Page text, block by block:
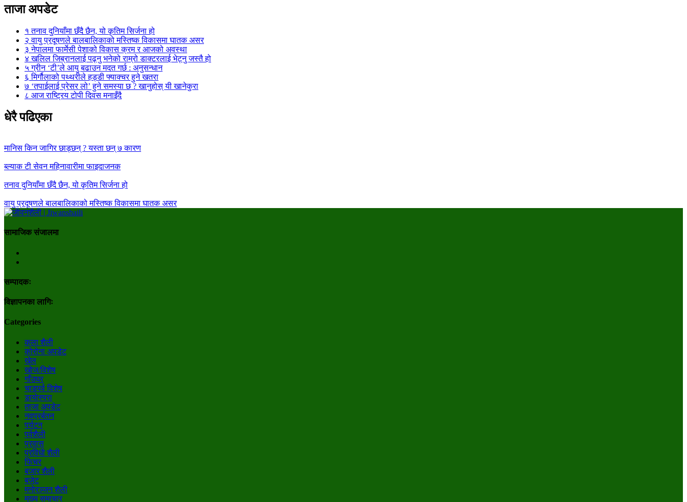
ताजा अपडेट
१ तनाव दुनियाँमा छँदै छैन, यो कृतिम सिर्जना हो
२ वायु प्रदूषणले बालबालिकाको मस्तिष्क विकासमा घातक असर
३ नेपालमा फार्मेसी पेशाको विकास क्रम र आजको अवस्था
४ खलिल जिब्रानलाई पढ्नु भनेको राम्रो डाक्टरलाई भेट्नु जस्तै हो
५ग्रीन ‘टी’ले आयु बढाउन मदत गर्छ : अनुसन्धान
६ मिर्गौलाको पथ्थरीले हड्डी फ्याक्चर हुने खतरा
७ ‘तपाईलाई प्रेसर लो’ हुने समस्या छ ? खानुहोस् यी खानेकुरा
८ आज राष्ट्रिय टोपी दिवस मनाइँदै
धेरै पढिएका
मानिस किन जागिर छाड्छन् ? यस्ता छन् ७ कारण
ब्ल्याक टी सेवन महिनावारीमा फाइदाजनक
तनाव दुनियाँमा छँदै छैन, यो कृतिम सिर्जना हो
वायु प्रदूषणले बालबालिकाको मस्तिष्क विकासमा घातक असर
सामाजिक संजालमा
सम्पादकः
विज्ञापनका लागिः
Categories
कला शैली
कोरोना अपडेट
खेल
खोज/विशेष
गाँउघर
चाडपर्व विशेष
डायाेस्परा
ताजा अपडेट
नवप्रर्बतन
पर्यटन
पर्वशैली
प्रवास
प्रविधी शैली
फिचर
बजार शैली
बजेट
मनाेरञ्जन शैली
मुख्य समाचार